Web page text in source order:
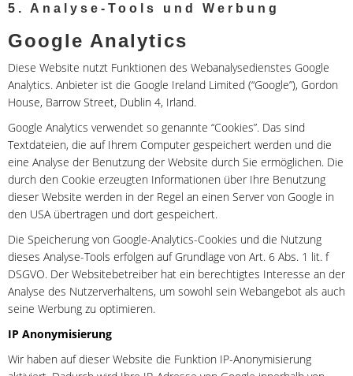
5. Analyse-Tools und Werbung
Google Analytics
Diese Website nutzt Funktionen des Webanalysedienstes Google
Analytics. Anbieter ist die Google Ireland Limited (“Google”), Gordon
House, Barrow Street, Dublin 4, Irland.
Google Analytics verwendet so genannte “Cookies”. Das sind
Textdateien, die auf Ihrem Computer gespeichert werden und die
eine Analyse der Benutzung der Website durch Sie ermöglichen. Die
durch den Cookie erzeugten Informationen über Ihre Benutzung
dieser Website werden in der Regel an einen Server von Google in
den USA übertragen und dort gespeichert.
Die Speicherung von Google-Analytics-Cookies und die Nutzung
dieses Analyse-Tools erfolgen auf Grundlage von Art. 6 Abs. 1 lit. f
DSGVO. Der Websitebetreiber hat ein berechtigtes Interesse an der
Analyse des Nutzerverhaltens, um sowohl sein Webangebot als auch
seine Werbung zu optimieren.
IP Anonymisierung
Wir haben auf dieser Website die Funktion IP-Anonymisierung